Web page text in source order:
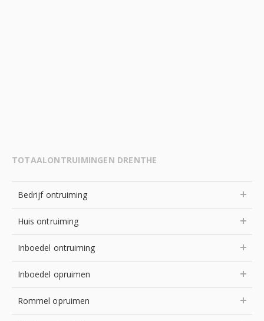
TOTAALONTRUIMINGEN DRENTHE
Bedrijf ontruiming
Huis ontruiming
Inboedel ontruiming
Inboedel opruimen
Rommel opruimen